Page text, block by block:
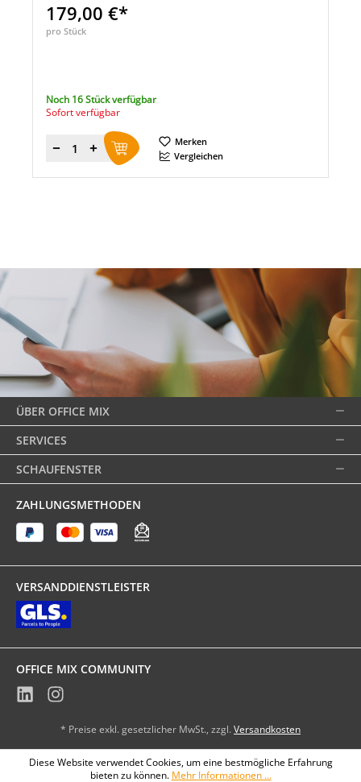
179,00 €*
pro Stück
Noch 16 Stück verfügbar
Sofort verfügbar
Menge
Merken
Vergleichen
ÜBER OFFICE MIX
SERVICES
SCHAUFENSTER
ZAHLUNGSMETHODEN
VERSANDDIENSTLEISTER
OFFICE MIX COMMUNITY
* Preise exkl. gesetzlicher MwSt., zzgl. Versandkosten
Diese Website verwendet Cookies, um eine bestmögliche Erfahrung
bieten zu können. Mehr Informationen ...